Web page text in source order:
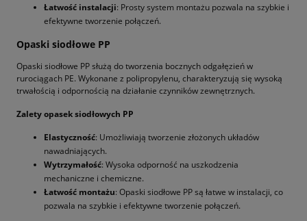
Łatwość instalacji: Prosty system montażu pozwala na szybkie i
efektywne tworzenie połączeń.
Opaski siodłowe PP
Opaski siodłowe PP służą do tworzenia bocznych odgałęzień w
rurociągach PE. Wykonane z polipropylenu, charakteryzują się wysoką
trwałością i odpornością na działanie czynników zewnętrznych.
Zalety opasek siodłowych PP
Elastyczność: Umożliwiają tworzenie złożonych układów
nawadniających.
Wytrzymałość: Wysoka odporność na uszkodzenia
mechaniczne i chemiczne.
Łatwość montażu: Opaski siodłowe PP są łatwe w instalacji, co
pozwala na szybkie i efektywne tworzenie połączeń.